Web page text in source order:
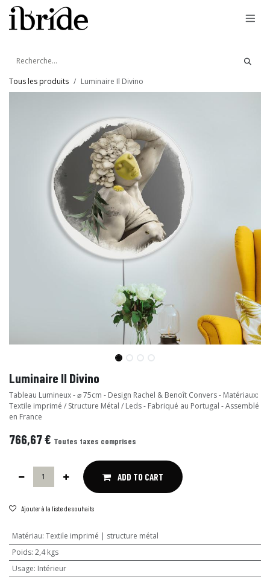
Se rendre au contenu
Tous les produits Luminaire Il Divino
Luminaire Il Divino
Tableau Lumineux - ⌀ 75cm - Design Rachel & Benoît Convers - Matériaux:
Textile imprimé / Structure Métal / Leds - Fabriqué au Portugal - Assemblé
en France
766,67€ Toutes taxes comprises
ADD TO CART
Ajouter à la liste de souhaits
Matériau: Textile imprimé | structure métal
Poids: 2,4 kgs
Usage: Intérieur